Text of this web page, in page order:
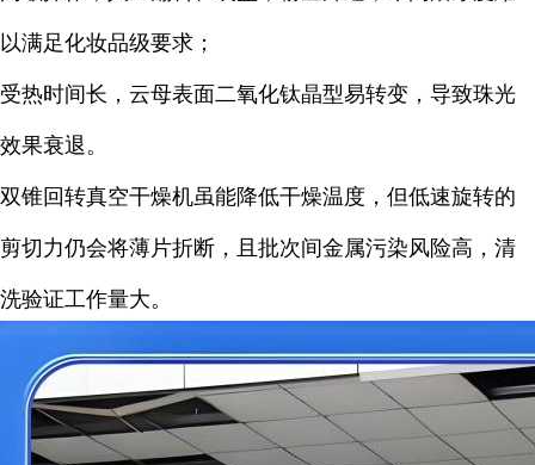
以满足化妆品级要求；
受热时间长，云母表面二氧化钛晶型易转变，导致珠光
效果衰退。
双锥回转真空干燥机虽能降低干燥温度，但低速旋转的
剪切力仍会将薄片折断，且批次间金属污染风险高，清
洗验证工作量大。